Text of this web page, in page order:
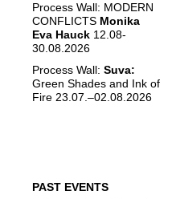
Process Wall: MODERN
CONFLICTS Monika
Eva Hauck 12.08-
30.08.2026
Process Wall: Suva:
Green Shades and Ink of
Fire 23.07.–02.08.2026
PAST EVENTS